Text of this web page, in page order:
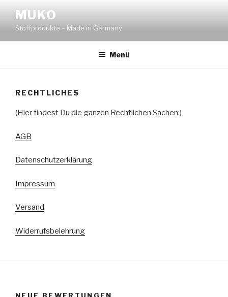
Inhalt
springen
MUKO
Stoffprodukte – Made in Germany
Menü
RECHTLICHES
(Hier findest Du die ganzen Rechtlichen Sachen:)
AGB
Datenschutzerklärung
Impressum
Versand
Widerrufsbelehrung
NEUE BEWERTUNGEN